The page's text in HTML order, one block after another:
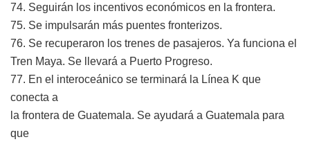
74. Seguirán los incentivos económicos en la frontera.
75. Se impulsarán más puentes fronterizos.
76. Se recuperaron los trenes de pasajeros. Ya funciona el
Tren Maya. Se llevará a Puerto Progreso.
77. En el interoceánico se terminará la Línea K que
conecta a
la frontera de Guatemala. Se ayudará a Guatemala para
que